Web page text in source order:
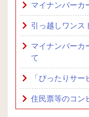
マイナンバーカ
引っ越しワンス
マイナンバーカ
て
「ぴったりサ
住民票等のコン